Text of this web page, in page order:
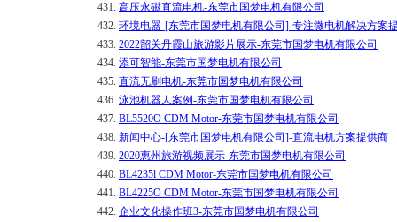
431. 高压永磁直流电机-东莞市国梦电机有限公司
432. 环境电器-[东莞市国梦电机有限公司]-专注微电机解决方案
433. 2022韶关丹霞山旅游影片展示-东莞市国梦电机有限公司
434. 添可智能-东莞市国梦电机有限公司
435. 直流无刷电机-东莞市国梦电机有限公司
436. 泳池机器人案例-东莞市国梦电机有限公司
437. BL5520O CDM Motor-东莞市国梦电机有限公司
438. 新闻中心-[东莞市国梦电机有限公司]-直流电机方案提供商
439. 2020惠州旅游视频展示-东莞市国梦电机有限公司
440. BL4235l CDM Motor-东莞市国梦电机有限公司
441. BL4225O CDM Motor-东莞市国梦电机有限公司
442. 企业文化操作班3-东莞市国梦电机有限公司